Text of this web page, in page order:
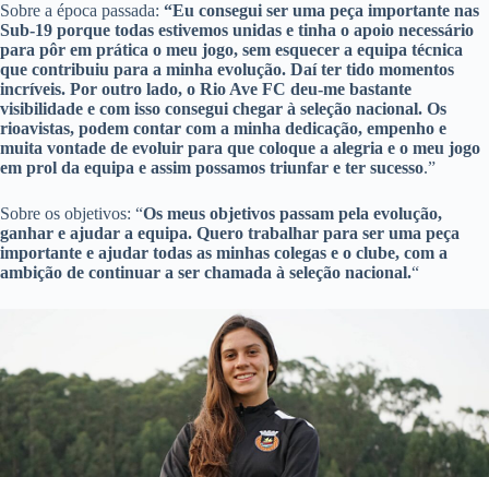
Sobre a época passada: “Eu consegui ser uma peça importante nas
Sub-19 porque todas estivemos unidas e tinha o apoio necessário
para pôr em prática o meu jogo, sem esquecer a equipa técnica
que contribuiu para a minha evolução. Daí ter tido momentos
incríveis. Por outro lado, o Rio Ave FC deu-me bastante
visibilidade e com isso consegui chegar à seleção nacional. Os
rioavistas, podem contar com a minha dedicação, empenho e
muita vontade de evoluir para que coloque a alegria e o meu jogo
em prol da equipa e assim possamos triunfar e ter sucesso.”
Sobre os objetivos: “Os meus objetivos passam pela evolução,
ganhar e ajudar a equipa. Quero trabalhar para ser uma peça
importante e ajudar todas as minhas colegas e o clube, com a
ambição de continuar a ser chamada à seleção nacional.“